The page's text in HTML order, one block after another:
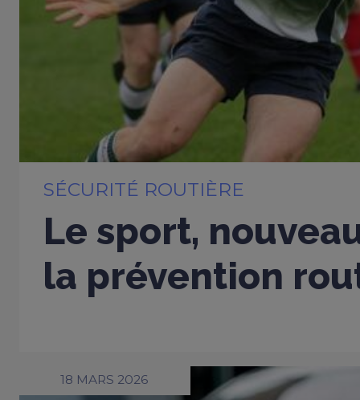
SÉCURITÉ ROUTIÈRE
Le sport,
la prévention
18 MARS 2026